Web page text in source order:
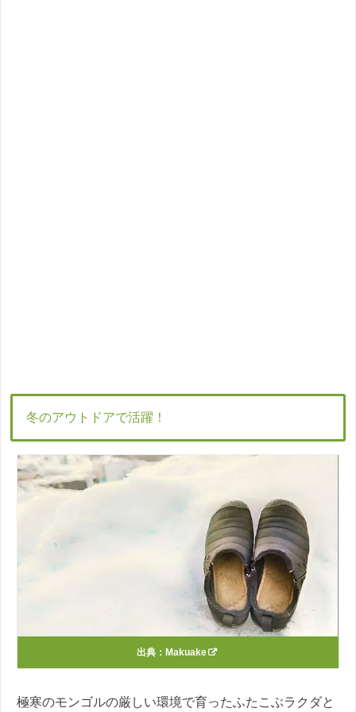
冬のアウトドアで活躍！
出典： Makuake
極寒のモンゴルの厳しい環境で育ったふたこぶラクダと